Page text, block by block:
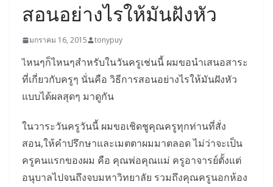
สอนอย่างไรให้มันฝังหัว
มกราคม 16, 2015 tonypuy
ไหนๆก็ไหนๆสำหรับในวันครูเช่นนี้ ผมขอนำเสนอสาระ
ที่เกี่ยวกับครูๆ นั่นคือ วิธีการสอนอย่างไรให้มันฝังหัว
แบบได้ผลสุดๆ มาดูกัน
ในวาระวันครูวันนี้ ผมขอเชิดชูคุณครูทุกท่านที่สั่ง
สอน,ให้คำปรึกษาและเมตตาผมมาตลอด ไม่ว่าจะเป็น
ครูคนแรกของผม คือ คุณพ่อคุณแม่ ครูอาจารย์ตั้งแต่
อนุบาลไปจนถึงจบมหาวิทยาลัย รวมถึงคุณครูนอกห้อง